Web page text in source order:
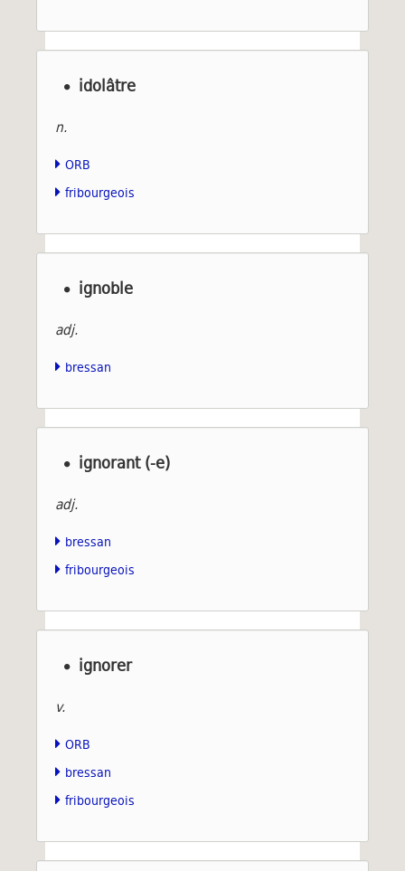
idolâtre
n.
ORB
fribourgeois
ignoble
adj.
bressan
ignorant (-e)
adj.
bressan
fribourgeois
ignorer
v.
ORB
bressan
fribourgeois